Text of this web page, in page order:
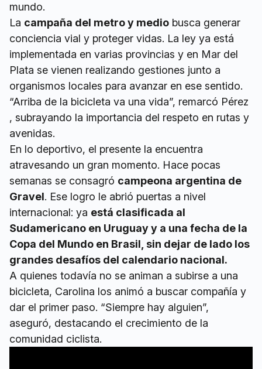
mundo.
La campaña del metro y medio busca generar
conciencia vial y proteger vidas. La ley ya está
implementada en varias provincias y en Mar del
Plata se vienen realizando gestiones junto a
organismos locales para avanzar en ese sentido.
“Arriba de la bicicleta va una vida”, remarcó Pérez
, subrayando la importancia del respeto en rutas y
avenidas.
En lo deportivo, el presente la encuentra
atravesando un gran momento. Hace pocas
semanas se consagró campeona argentina de
Gravel. Ese logro le abrió puertas a nivel
internacional: ya está clasificada al
Sudamericano en Uruguay y a una fecha de la
Copa del Mundo en Brasil, sin dejar de lado los
grandes desafíos del calendario nacional.
A quienes todavía no se animan a subirse a una
bicicleta, Carolina los animó a buscar compañía y
dar el primer paso. “Siempre hay alguien”,
aseguró, destacando el crecimiento de la
comunidad ciclista.